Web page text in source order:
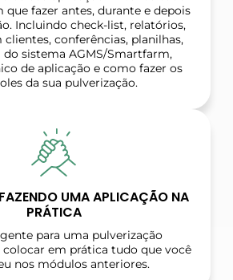
que fazer antes, durante e depois
Incluindo check-list, relatórios,
conferências, planilhas,
do sistema AGMS/Smartfarm,
de aplicação e como fazer os
da sua pulverização.
UMA APLICAÇÃO NA
PRÁTICA
para uma pulverização
em prática tudo que você
nos módulos anteriores.